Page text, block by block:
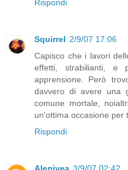
Rispondi
Squirrel 2/9/07 17:06
Capisco che i lavori
effetti, strabilianti, e
apprensione. Però
davvero di avere una
comune mortale,
un'ottima occasione per
Rispondi